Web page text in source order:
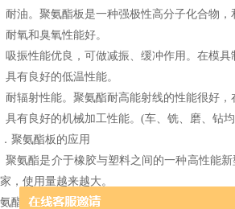
耐油。聚氨酯板是一种强极性高分子化合物
耐氧和臭氧性能好。
吸振性能优良，可做减振、缓冲作用。在模具
具有良好的低温性能。
耐辐射性能。聚氨酯耐高能射线的性能很好，
具有良好的机械加工性能。(车、铣、磨、钻
聚氨酯板的应用
聚氨酯是介于橡胶与塑料之间的一种高性能
，使用量越来越大。
酯的主要用途：